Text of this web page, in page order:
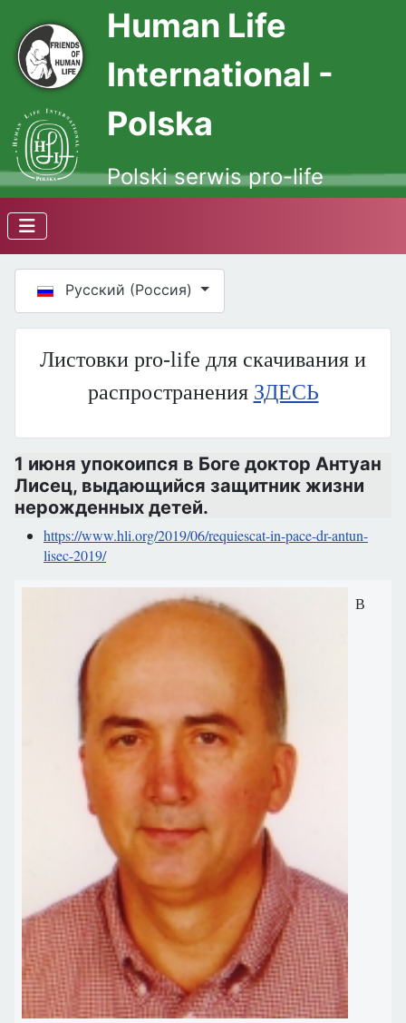
Human Life
International -
Polska
Polski serwis pro-life
Русский (Россия)
Листовки pro-life для скачивания и
распространения ЗДЕСЬ
1 июня упокоипся в Боге доктор Антуан
Лисец, выдающийся защитник жизни
нерожденных детей.
https://www.hli.org/2019/06/requiescat-in-pace-dr-antun-
lisec-2019/
В